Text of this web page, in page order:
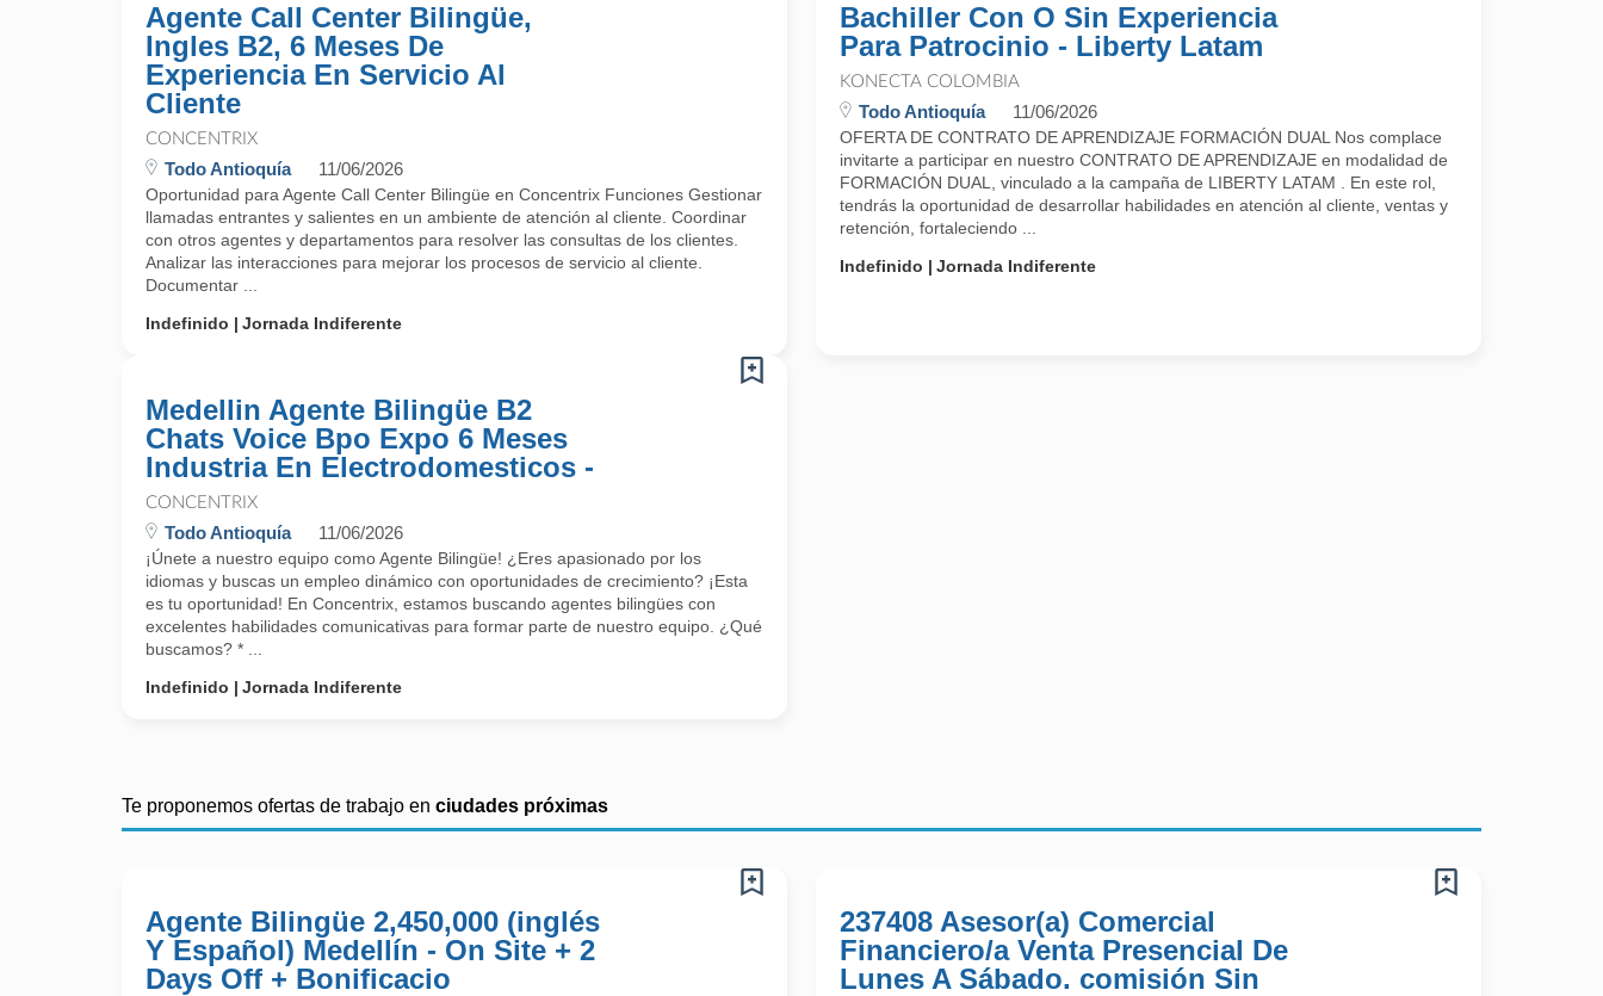
Agente Call Center Bilingüe,
Ingles B2, 6 Meses De
Experiencia En Servicio Al
Cliente
CONCENTRIX
Todo Antioquía 11/06/2026
Oportunidad para Agente Call Center Bilingüe en Concentrix Funciones Gestionar
llamadas entrantes y salientes en un ambiente de atención al cliente. Coordinar
con otros agentes y departamentos para resolver las consultas de los clientes.
Analizar las interacciones para mejorar los procesos de servicio al cliente.
Documentar ...
Indefinido
Jornada Indiferente
Bachiller Con O Sin Experiencia
Para Patrocinio - Liberty Latam
KONECTA COLOMBIA
Todo Antioquía 11/06/2026
OFERTA DE CONTRATO DE APRENDIZAJE FORMACIÓN DUAL Nos complace
invitarte a participar en nuestro CONTRATO DE APRENDIZAJE en modalidad de
FORMACIÓN DUAL, vinculado a la campaña de LIBERTY LATAM . En este rol,
tendrás la oportunidad de desarrollar habilidades en atención al cliente, ventas y
retención, fortaleciendo ...
Indefinido
Jornada Indiferente
Medellin Agente Bilingüe B2
Chats Voice Bpo Expo 6 Meses
Industria En Electrodomesticos -
CONCENTRIX
Todo Antioquía 11/06/2026
¡Únete a nuestro equipo como Agente Bilingüe! ¿Eres apasionado por los
idiomas y buscas un empleo dinámico con oportunidades de crecimiento? ¡Esta
es tu oportunidad! En Concentrix, estamos buscando agentes bilingües con
excelentes habilidades comunicativas para formar parte de nuestro equipo. ¿Qué
buscamos? * ...
Indefinido
Jornada Indiferente
Te proponemos ofertas de trabajo en ciudades próximas
Agente Bilingüe 2,450,000 (inglés
Y Español) Medellín - On Site + 2
Days Off + Bonificacio
237408 Asesor(a) Comercial
Financiero/a Venta Presencial De
Lunes A Sábado. comisión Sin